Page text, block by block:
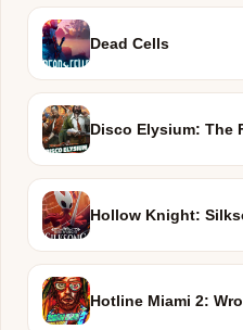
Dead Cells
Disco Elysium: The
Hollow Knight:
Hotline Miami 2: